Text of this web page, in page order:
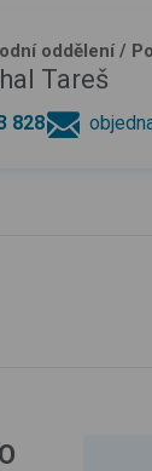
oddělení /
Tareš
828